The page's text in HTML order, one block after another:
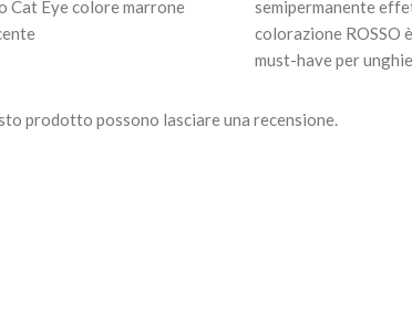
Cat Eye colore marrone
semipermanente
colorazione ROSSO
must-have per
prodotto possono lasciare una recensione.